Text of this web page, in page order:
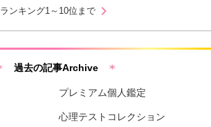
ランキング1～10位まで chevron_right
過去の記事Archive
プレミアム個人鑑定
心理テストコレクション